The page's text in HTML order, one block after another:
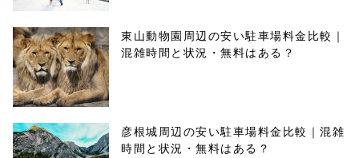
東山動物園周辺の安い駐車場料金比較｜
混雑時間と状況・無料はある？
彦根城周辺の安い駐車場料金比較｜混雑
時間と状況・無料はある？